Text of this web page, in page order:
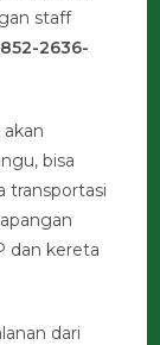
staff
2636-
bisa
transportasi
dan kereta
dari